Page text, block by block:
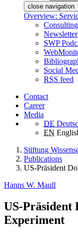
close navigation
Overview:
Newsletter
SWP
Social
RSS feed
Contact
Career
Media
DE
EN
Stiftung
Publications
US-Präsident
Hanns W. Maull
US-Präsident
Experiment